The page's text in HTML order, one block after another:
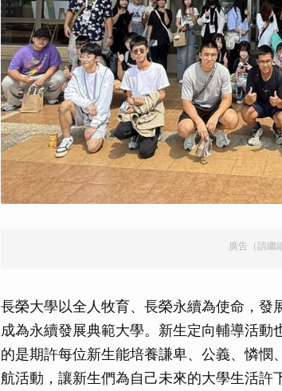
廣告（請繼
長榮大學以全人牧育、長榮永續為使命，發
成為永續發展典範大學。新生定向輔導活動
的是期許每位新生能培養謙卑、公義、憐
航活動，讓新生們為自己未來的大學生活